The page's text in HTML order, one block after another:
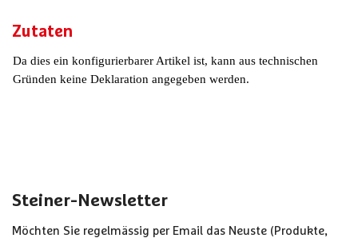
Zutaten
Da dies ein konfigurierbarer Artikel ist, kann aus technischen
Gründen keine Deklaration angegeben werden.
Steiner-Newsletter
Möchten Sie regelmässig per Email das Neuste (Produkte,